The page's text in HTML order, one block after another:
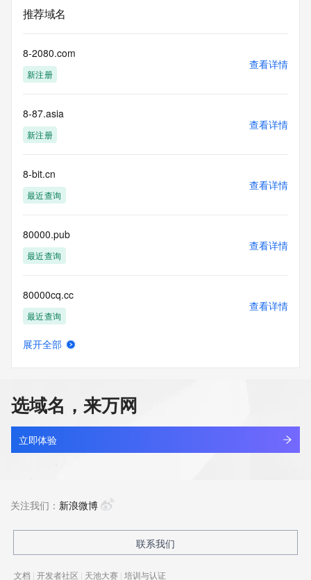
推荐域名
8-2080.com
新注册
查看详情
8-87.asia
新注册
查看详情
8-bit.cn
最近查询
查看详情
80000.pub
最近查询
查看详情
80000cq.cc
最近查询
查看详情
8000live.com
最近查询
查看详情
新注册
展开全部
选域名，来万网
立即体验
关注我们： 新浪微博
联系我们
文档 | 开发者社区 | 天池大赛 | 培训与认证